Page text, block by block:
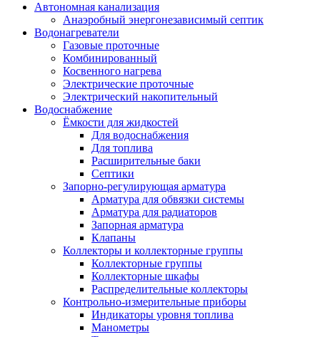
Автономная канализация
Анаэробный энергонезависимый септик
Водонагреватели
Газовые проточные
Комбинированный
Косвенного нагрева
Электрические проточные
Электрический накопительный
Водоснабжение
Ёмкости для жидкостей
Для водоснабжения
Для топлива
Расширительные баки
Септики
Запорно-регулирующая арматура
Арматура для обвязки системы
Арматура для радиаторов
Запорная арматура
Клапаны
Коллекторы и коллекторные группы
Коллекторные группы
Коллекторные шкафы
Распределительные коллекторы
Контрольно-измерительные приборы
Индикаторы уровня топлива
Манометры